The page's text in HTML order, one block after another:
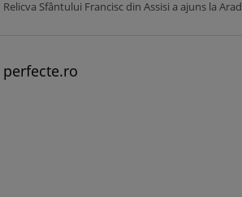
Relicva Sfântului Francisc din Assisi a ajuns la Arad
perfecte.ro